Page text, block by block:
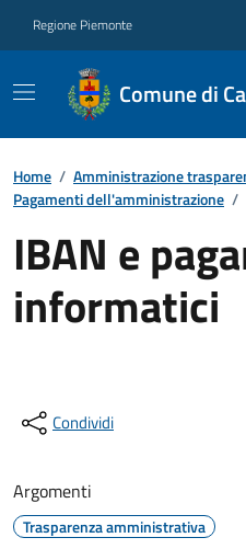
Regione Piemonte
Comune di
Home / Amministrazione
Pagamenti dell'amministrazione /
IBAN e
informatici
Condividi
Argomenti
Trasparenza amministrativa